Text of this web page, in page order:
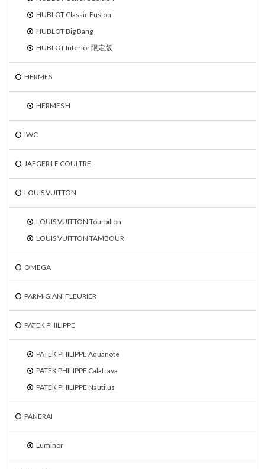
HUBLOT Classic Fusion
HUBLOT Big Bang
HUBLOT Interior 限定版
HERMES
HERMES H
IWC
JAEGER LE COULTRE
LOUIS VUITTON
LOUIS VUITTON Tourbillon
LOUIS VUITTON TAMBOUR
OMEGA
PARMIGIANI FLEURIER
PATEK PHILIPPE
PATEK PHILIPPE Aquanote
PATEK PHILIPPE Calatrava
PATEK PHILIPPE Nautilus
PANERAI
Luminor